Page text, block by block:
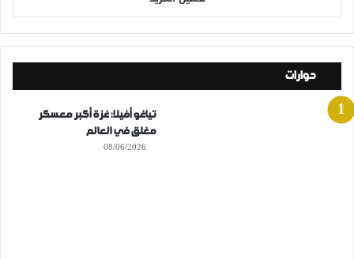
حوارات
تياغو أفيلا: غزة أكبر معسكر
مغلق في العالم
08/06/2026